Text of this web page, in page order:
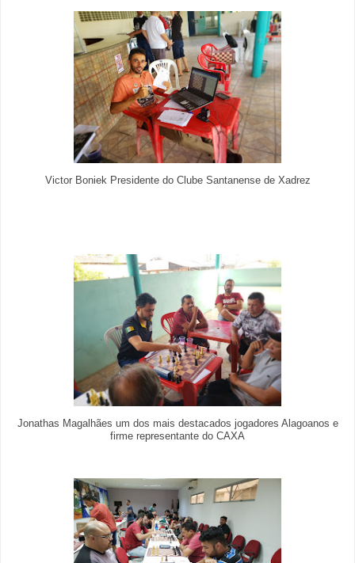
Victor Boniek Presidente do Clube Santanense de Xadrez
Jonathas Magalhães um dos mais destacados jogadores Alagoanos e
firme representante do CAXA